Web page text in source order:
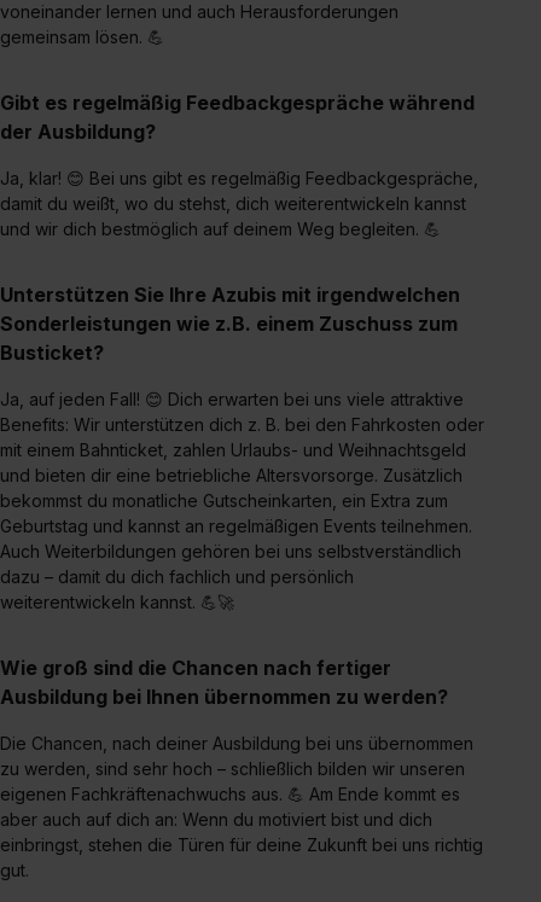
zur Übermittlung deiner Daten in die USA (Art. 49 Abs. 1
II). Du kannst die von dir erteilte Einwilligung jederzeit mit
Wirkung für die Zukunft ganz oder teilweise über unsere
Datenschutzerklärung unter dem Punkt „Datenschutz-
Einstellungen“ widerrufen. Weitere Informationen zu den
einzelnen Cookies findest du durch Klick auf „Details
Impressum
voneinander lernen und auch Herausforderungen
gemeinsam lösen. 💪
Gibt es regelmäßig Feedbackgespräche während
der Ausbildung?
Ja, klar! 😊 Bei uns gibt es regelmäßig Feedbackgespräche,
damit du weißt, wo du stehst, dich weiterentwickeln kannst
und wir dich bestmöglich auf deinem Weg begleiten. 💪
Unterstützen Sie Ihre Azubis mit irgendwelchen
Sonderleistungen wie z.B. einem Zuschuss zum
Busticket?
Ja, auf jeden Fall! 😊 Dich erwarten bei uns viele attraktive
Benefits: Wir unterstützen dich z. B. bei den Fahrkosten oder
mit einem Bahnticket, zahlen Urlaubs- und Weihnachtsgeld
und bieten dir eine betriebliche Altersvorsorge. Zusätzlich
bekommst du monatliche Gutscheinkarten, ein Extra zum
Geburtstag und kannst an regelmäßigen Events teilnehmen.
Auch Weiterbildungen gehören bei uns selbstverständlich
dazu – damit du dich fachlich und persönlich
weiterentwickeln kannst. 💪🚀
Wie groß sind die Chancen nach fertiger
Ausbildung bei Ihnen übernommen zu werden?
Die Chancen, nach deiner Ausbildung bei uns übernommen
zu werden, sind sehr hoch – schließlich bilden wir unseren
eigenen Fachkräftenachwuchs aus. 💪 Am Ende kommt es
aber auch auf dich an: Wenn du motiviert bist und dich
einbringst, stehen die Türen für deine Zukunft bei uns richtig
gut.